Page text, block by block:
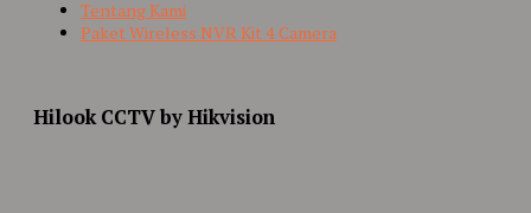
Tentang Kami
Paket Wireless NVR Kit 4 Camera
Hilook CCTV by Hikvision